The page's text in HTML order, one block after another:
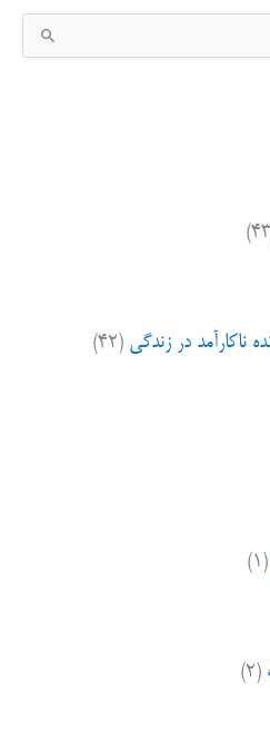
ناکارآمد در زندگی (۴۲)
(۱)
(۲)